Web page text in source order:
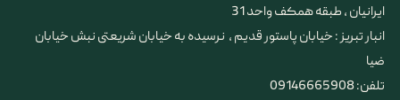
ایرانیان ، طبقه همکف واحد 31
​​​​​​​انبار تبریز : خیابان پاستور قدیم ، نرسیده به خیابان شریعتی نبش خیابان
ضیا
تلفن: 09146665908